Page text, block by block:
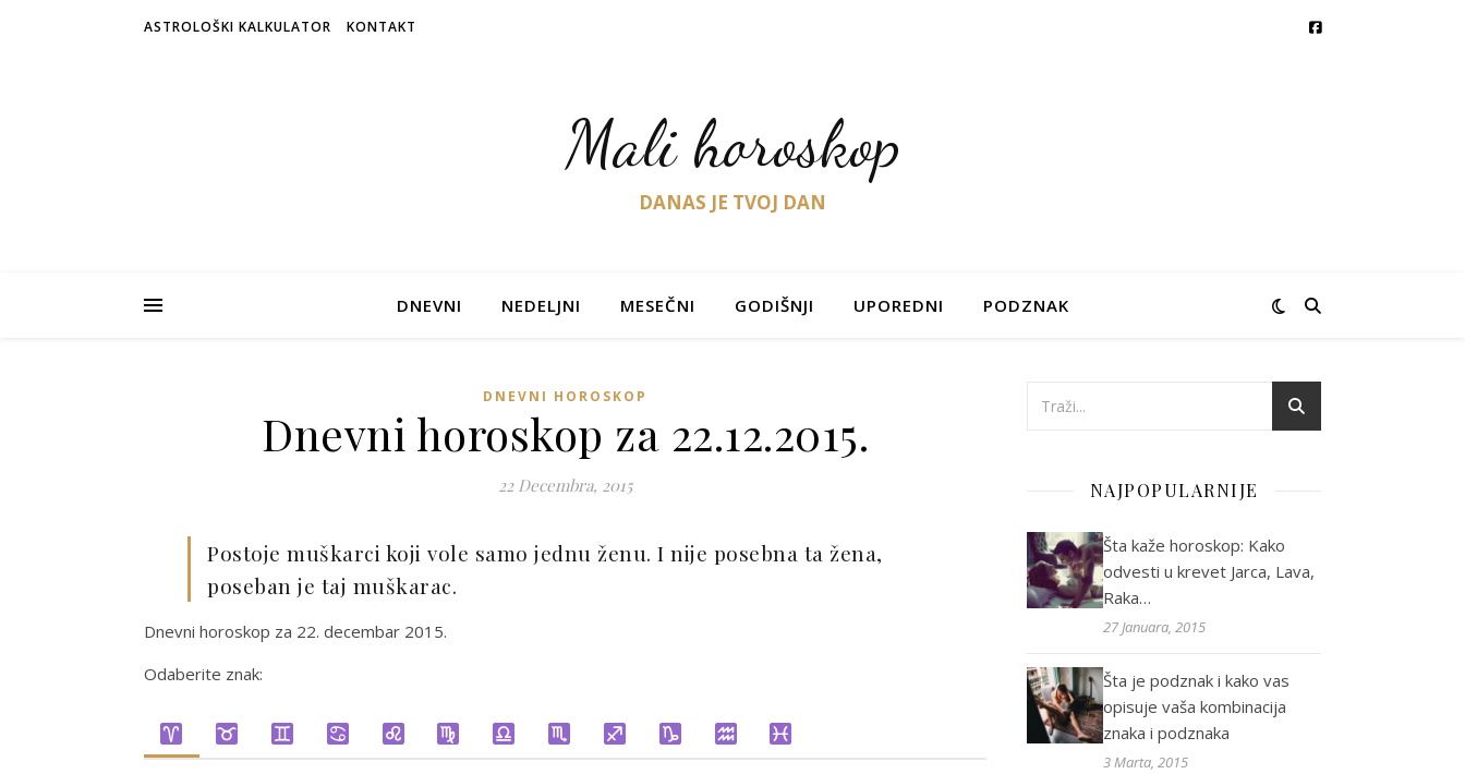
ASTROLOŠKI KALKULATOR KONTAKT
Mali horoskop
DANAS JE TVOJ DAN
DNEVNI NEDELJNI MESEČNI GODIŠNJI UPOREDNI PODZNAK
DNEVNI HOROSKOP
Dnevni horoskop za 22.12.2015.
22 Decembra, 2015
Postoje muškarci koji vole samo jednu ženu. I nije posebna ta žena,
poseban je taj muškarac.
Dnevni horoskop za 22. decembar 2015.
Odaberite znak:
NAJPOPULARNIJE
Šta kaže horoskop: Kako
odvesti u krevet Jarca, Lava,
Raka…
27 Januara, 2015
Šta je podznak i kako vas
opisuje vaša kombinacija
znaka i podznaka
3 Marta, 2015